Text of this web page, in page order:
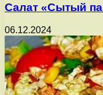
Салат «Сытый
06.12.2024